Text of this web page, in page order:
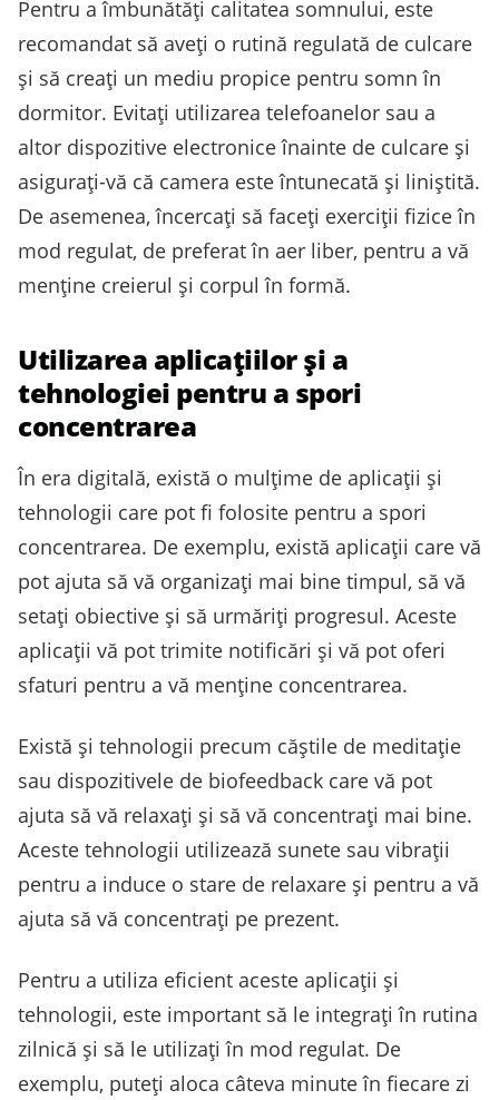
Pentru a îmbunătăți calitatea somnului, este
recomandat să aveți o rutină regulată de culcare
și să creați un mediu propice pentru somn în
dormitor. Evitați utilizarea telefoanelor sau a
altor dispozitive electronice înainte de culcare și
asigurați-vă că camera este întunecată și liniștită.
De asemenea, încercați să faceți exerciții fizice în
mod regulat, de preferat în aer liber, pentru a vă
menține creierul și corpul în formă.
Utilizarea aplicațiilor și a
tehnologiei pentru a spori
concentrarea
În era digitală, există o mulțime de aplicații și
tehnologii care pot fi folosite pentru a spori
concentrarea. De exemplu, există aplicații care vă
pot ajuta să vă organizați mai bine timpul, să vă
setați obiective și să urmăriți progresul. Aceste
aplicații vă pot trimite notificări și vă pot oferi
sfaturi pentru a vă menține concentrarea.
Există și tehnologii precum căștile de meditație
sau dispozitivele de biofeedback care vă pot
ajuta să vă relaxați și să vă concentrați mai bine.
Aceste tehnologii utilizează sunete sau vibrații
pentru a induce o stare de relaxare și pentru a vă
ajuta să vă concentrați pe prezent.
Pentru a utiliza eficient aceste aplicații și
tehnologii, este important să le integrați în rutina
zilnică și să le utilizați în mod regulat. De
exemplu, puteți aloca câteva minute în fiecare zi